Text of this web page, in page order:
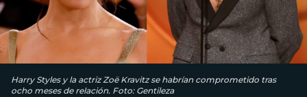
Harry Styles y la actriz Zoë Kravitz se habrían comprometido tras
ocho meses de relación. Foto: Gentileza